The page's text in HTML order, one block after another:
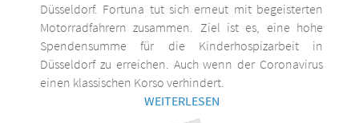
Düsseldorf. Fortuna tut sich erneut mit begeisterten
Motorradfahrern zusammen. Ziel ist es, eine hohe
Spendensumme für die Kinderhospizarbeit in
Düsseldorf zu erreichen. Auch wenn der Coronavirus
einen klassischen Korso verhindert.
WEITERLESEN